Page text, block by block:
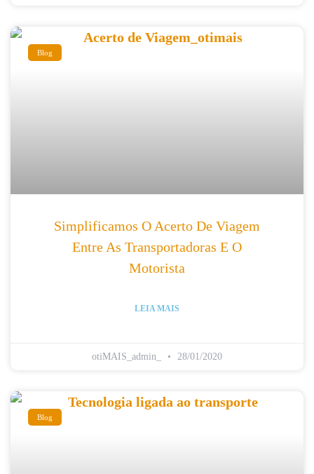
Blog
Simplificamos O Acerto De Viagem
Entre As Transportadoras E O
Motorista
LEIA MAIS
otiMAIS_admin_ 28/01/2020
Blog